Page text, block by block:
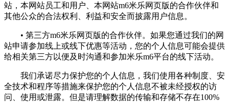
站，本网站员工和用户、本网站m6米乐网页版的合作伙伴和
其他公众的合法权利、利益和安全而披露用户信息。
• 第三方m6米乐网页版的合作伙伴。如果您通过我们的网
站申请参加线上或线下优惠等活动，您的个人信息可能会提供
给相关第三方以便及时沟通和参加米乐m6平台的线下活动。
我们承诺尽力保护您的个人信息，我们使用各种制度、安
全技术和程序等措施来保护您的个人信息不被未经授权的访
问、使用或泄露。但是请理解数据的传输和存储不存在100%